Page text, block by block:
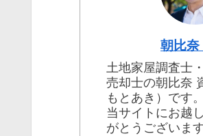
朝比奈
土地家屋調査士
売却士の朝比奈
もとあき）です。
当サイトにお越
がとうございます